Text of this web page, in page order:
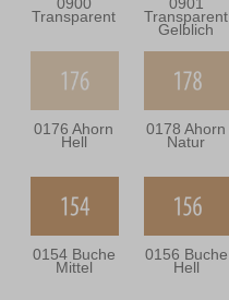
0900
Transparent
0901
Transparent
Gelblich
0176 Ahorn
Hell
0178 Ahorn
Natur
0154 Buche
Mittel
0156 Buche
Hell